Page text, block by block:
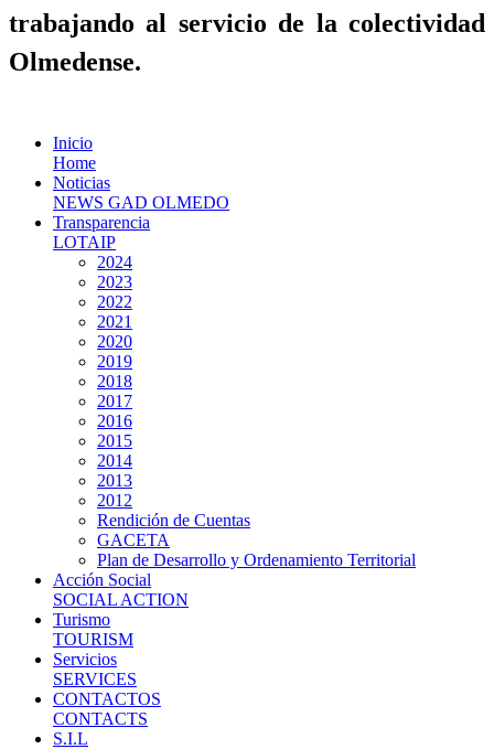
trabajando al servicio de la colectividad
Olmedense.
Inicio
Home
Noticias
NEWS GAD OLMEDO
Transparencia
LOTAIP
2024
2023
2022
2021
2020
2019
2018
2017
2016
2015
2014
2013
2012
Rendición de Cuentas
GACETA
Plan de Desarrollo y Ordenamiento Territorial
Acción Social
SOCIAL ACTION
Turismo
TOURISM
Servicios
SERVICES
CONTACTOS
CONTACTS
S.I.L